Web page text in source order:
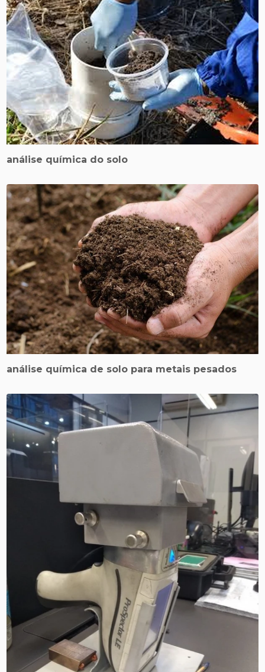
análise química do solo
análise química de solo para metais pesados